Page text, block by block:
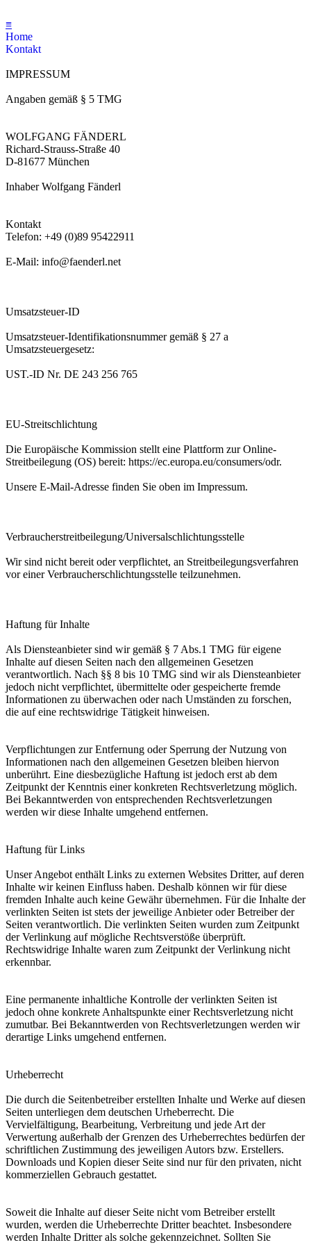
≡
Home
Kontakt
IMPRESSUM
Angaben gemäß § 5 TMG
WOLFGANG FÄNDERL
Richard-Strauss-Straße 40
D-81677 München
Inhaber Wolfgang Fänderl
Kontakt
Telefon: +49 (0)89 95422911
E-Mail: info@faenderl.net
Umsatzsteuer-ID
Umsatzsteuer-Identifikationsnummer gemäß § 27 a
Umsatzsteuergesetz:
UST.-ID Nr. DE 243 256 765
EU-Streitschlichtung
Die Europäische Kommission stellt eine Plattform zur Online-
Streitbeilegung (OS) bereit: https://ec.europa.eu/consumers/odr.
Unsere E-Mail-Adresse finden Sie oben im Impressum.
Verbraucherstreitbeilegung/Universalschlichtungsstelle
Wir sind nicht bereit oder verpflichtet, an Streitbeilegungsverfahren
vor einer Verbraucherschlichtungsstelle teilzunehmen.
Haftung für Inhalte
Als Diensteanbieter sind wir gemäß § 7 Abs.1 TMG für eigene
Inhalte auf diesen Seiten nach den allgemeinen Gesetzen
verantwortlich. Nach §§ 8 bis 10 TMG sind wir als Diensteanbieter
jedoch nicht verpflichtet, übermittelte oder gespeicherte fremde
Informationen zu überwachen oder nach Umständen zu forschen,
die auf eine rechtswidrige Tätigkeit hinweisen.
Verpflichtungen zur Entfernung oder Sperrung der Nutzung von
Informationen nach den allgemeinen Gesetzen bleiben hiervon
unberührt. Eine diesbezügliche Haftung ist jedoch erst ab dem
Zeitpunkt der Kenntnis einer konkreten Rechtsverletzung möglich.
Bei Bekanntwerden von entsprechenden Rechtsverletzungen
werden wir diese Inhalte umgehend entfernen.
Haftung für Links
Unser Angebot enthält Links zu externen Websites Dritter, auf deren
Inhalte wir keinen Einfluss haben. Deshalb können wir für diese
fremden Inhalte auch keine Gewähr übernehmen. Für die Inhalte der
verlinkten Seiten ist stets der jeweilige Anbieter oder Betreiber der
Seiten verantwortlich. Die verlinkten Seiten wurden zum Zeitpunkt
der Verlinkung auf mögliche Rechtsverstöße überprüft.
Rechtswidrige Inhalte waren zum Zeitpunkt der Verlinkung nicht
erkennbar.
Eine permanente inhaltliche Kontrolle der verlinkten Seiten ist
jedoch ohne konkrete Anhaltspunkte einer Rechtsverletzung nicht
zumutbar. Bei Bekanntwerden von Rechtsverletzungen werden wir
derartige Links umgehend entfernen.
Urheberrecht
Die durch die Seitenbetreiber erstellten Inhalte und Werke auf diesen
Seiten unterliegen dem deutschen Urheberrecht. Die
Vervielfältigung, Bearbeitung, Verbreitung und jede Art der
Verwertung außerhalb der Grenzen des Urheberrechtes bedürfen der
schriftlichen Zustimmung des jeweiligen Autors bzw. Erstellers.
Downloads und Kopien dieser Seite sind nur für den privaten, nicht
kommerziellen Gebrauch gestattet.
Soweit die Inhalte auf dieser Seite nicht vom Betreiber erstellt
wurden, werden die Urheberrechte Dritter beachtet. Insbesondere
werden Inhalte Dritter als solche gekennzeichnet. Sollten Sie